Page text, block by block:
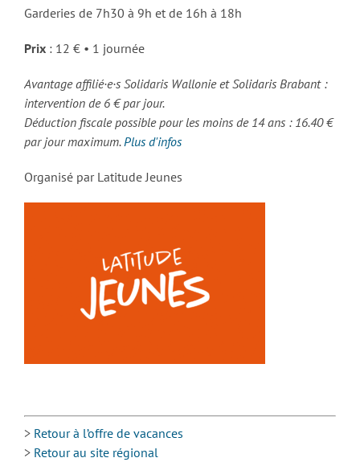
Garderies de 7h30 à 9h et de 16h à 18h
Prix : 12 € • 1 journée
Avantage affilié·e·s Solidaris Wallonie et Solidaris Brabant :
intervention de 6 € par jour.
Déduction fiscale possible pour les moins de 14 ans : 16.40 €
par jour maximum.Plus d'infos
Organisé par Latitude Jeunes
> Retour à l’offre de vacances
> Retour au site régional